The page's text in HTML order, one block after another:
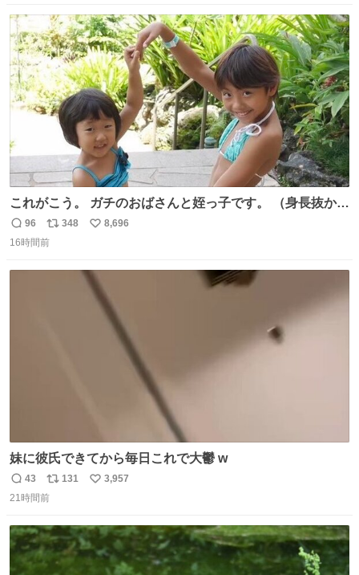
ト
数
数
これがこう。 ガチのおばさんと姪っ子です。 （身長抜かさ
返
信
96
リ
ポ
348
い
数
8,696
16時間前
妹に彼氏できてから毎日これで大鬱 w
返
信
43
リ
ポ
ト
数
131
い
数
3,957
21時間前